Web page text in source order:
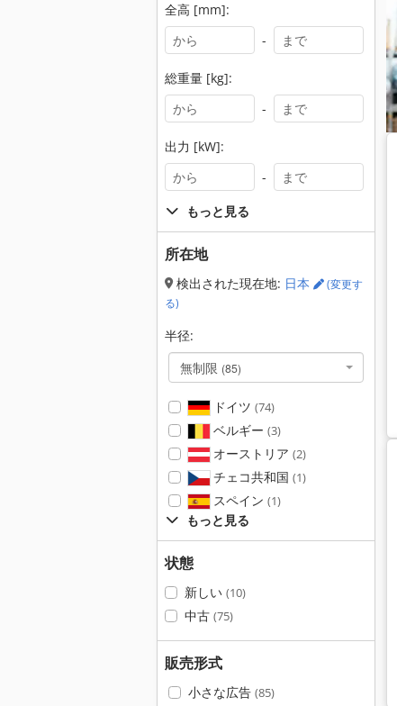
全高 [mm]:
-
総重量 [kg]:
-
出力 [kW]:
-
もっと見る
所在地
検出された現在地: 日本
(変更す
る)
半径:
無制限 (85)
ドイツ (74)
ベルギー (3)
オーストリア (2)
チェコ共和国 (1)
スペイン (1)
もっと見る
状態
新しい (10)
中古 (75)
販売形式
小さな広告 (85)